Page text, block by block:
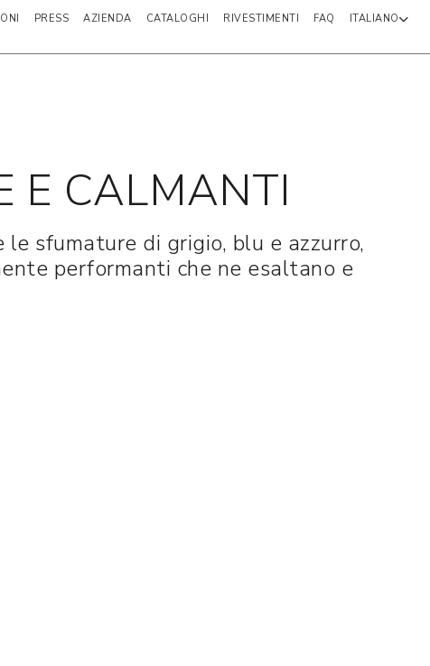
PRESS AZIENDA CATALOGHI RIVESTIMENTI FAQ ITALIANO
E CALMANTI
sfumature di grigio, blu e azzurro,
performanti che ne esaltano e